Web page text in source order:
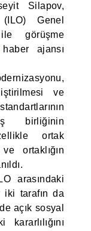
Silapov,
Genel
görüşme
ajansı
ve
birliğinin
ortak
ortaklığın
arasındaki
tarafın da
açık sosyal